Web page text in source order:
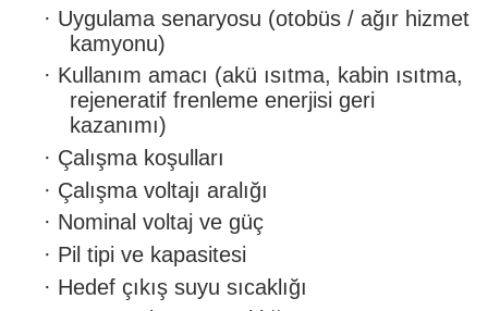
· Uygulama senaryosu (otobüs / ağır hizmet
kamyonu)
· Kullanım amacı (akü ısıtma, kabin ısıtma,
rejeneratif frenleme enerjisi geri
kazanımı)
· Çalışma koşulları
· Çalışma voltajı aralığı
· Nominal voltaj ve güç
· Pil tipi ve kapasitesi
· Hedef çıkış suyu sıcaklığı